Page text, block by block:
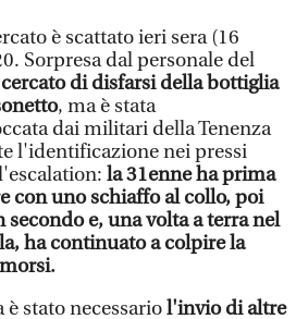
è scattato ieri sera (16
Sorpresa dal personale del
di disfarsi della bottiglia
, ma è stata
dai militari della Tenenza
l'identificazione nei pressi
la 31enne ha prima
con uno schiaffo al collo, poi
secondo e, una volta a terra nel
ha continuato a colpire la
stato necessariol'invio di altre